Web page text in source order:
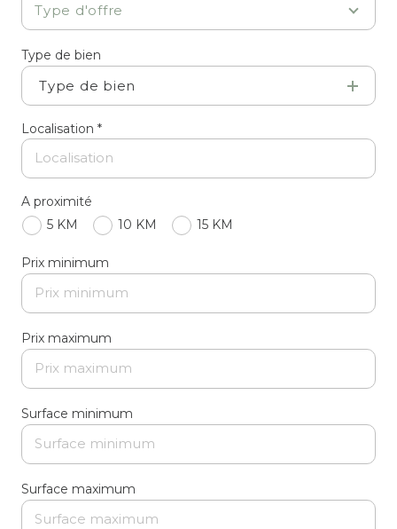
Type d'offre
Type de bien
Type de bien
Localisation *
A proximité
5 KM
10 KM 15 KM
Prix minimum
Prix maximum
Surface minimum
Surface maximum